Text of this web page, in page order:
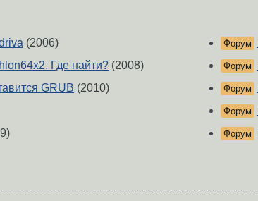
(2006)
Где найти? (2008)
GRUB (2010)
Форум
Форум
Форум
Форум
Форум